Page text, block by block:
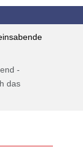
-
das